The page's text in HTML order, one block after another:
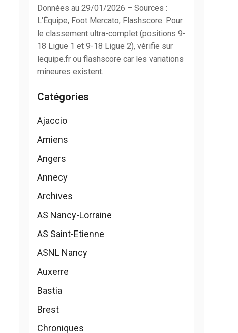
Données au 29/01/2026 – Sources :
L'Équipe, Foot Mercato, Flashscore. Pour
le classement ultra-complet (positions 9-
18 Ligue 1 et 9-18 Ligue 2), vérifie sur
lequipe.fr ou flashscore car les variations
mineures existent.
Catégories
Ajaccio
Amiens
Angers
Annecy
Archives
AS Nancy-Lorraine
AS Saint-Etienne
ASNL Nancy
Auxerre
Bastia
Brest
Chroniques